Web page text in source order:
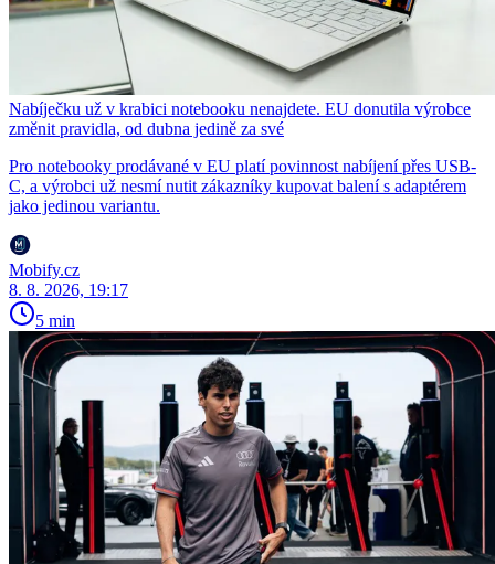
Nabíječku už v krabici notebooku nenajdete. EU donutila výrobce
změnit pravidla, od dubna jedině za své
Pro notebooky prodávané v EU platí povinnost nabíjení přes USB-
C, a výrobci už nesmí nutit zákazníky kupovat balení s adaptérem
jako jedinou variantu.
Mobify.cz
8. 8. 2026, 19:17
5 min